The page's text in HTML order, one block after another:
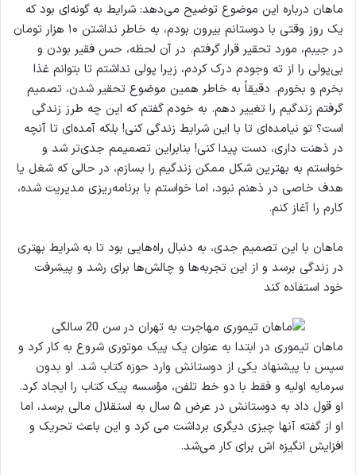
ماهان درباره این موضوع توضیح می‌دهد: شرایط به گونه‌ای بود که
یک روز وقتی با دوستانم بیرون بودم، به خاطر نداشتن ۱۰ هزار تومان
در جیبم، مورد تحقیر قرار گرفتم. در آن لحظه، حس فقیر بودن و
بی‌پولی را از ته وجودم درک کردم، زیرا پولی نداشتم تا بتوانم غذا
بخرم و بخورم. دقیقاً به خاطر همین موضوع تحقیر شدن، تصمیم
گرفتم زندگیم را تغییر دهم. به خودم گفتم که این چه طرز زندگی
است؟ تو نیامده‌ای تا با این شرایط زندگی کنی! بلکه آمده‌ای تا آنچه
در ذهنت داری، دست پیدا کنی! بنابراین تصمیمم جدی‌تر شد و
خواستم به بهترین شکل ممکن زندگیم را بسازم، در حالی که شغل یا
هدف خاصی در ذهنم نبود، اما خواستم با برنامه‌ریزی مدیریت شده،
کارم را آغاز کنم.
ماهان با این تصمیم جدی، به دنبال راه‌هایی بود تا به شرایط بهتری
در زندگی برسد و از این تجربه‌ها و چالش‌ها برای رشد و پیشرفت
خود استفاده کند
ماهان تیموری در ابتدا به عنوان یک پیک موتوری شروع به کار کرد و
سپس با پیشنهاد یکی از دوستانش وارد حوزه کتاب شد. او بدون
سرمایه اولیه و فقط با دو خط تلفن، مؤسسه پیک کتاب را ایجاد کرد.
او قول داد به دوستانش در عرض ۵ سال به استقلال مالی برسد، اما
او از گفته آنها چیزی دیگری برداشت می کرد و این باعث تحریک و
افزایش انگیزه اش برای کار می‌شد.